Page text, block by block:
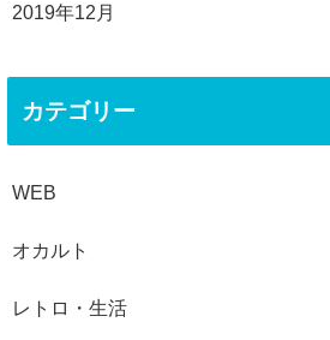
2019年12月
カテゴリー
WEB
オカルト
レトロ・生活